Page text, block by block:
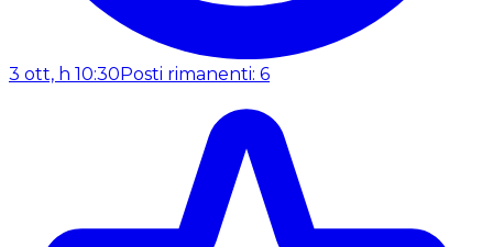
3 ott, h 10:30 Posti rimanenti: 6